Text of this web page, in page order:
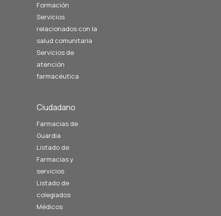
Formación
Servicios
relacionados con la
salud comunitaria
Servicios de
atención
farmacéutica
Ciudadano
Farmacias de
Guardia
Listado de
Farmacias y
servicios
Listado de
colegiados
Médicos